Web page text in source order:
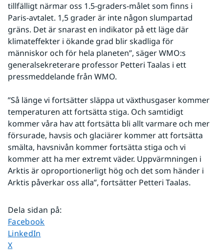
tillfälligt närmar oss 1.5-graders-målet som finns i
Paris-avtalet. 1,5 grader är inte någon slumpartad
gräns. Det är snarast en indikator på ett läge där
klimateffekter i ökande grad blir skadliga för
människor och för hela planeten”, säger WMO:s
generalsekreterare professor Petteri Taalas i ett
pressmeddelande från WMO.
”Så länge vi fortsätter släppa ut växthusgaser kommer
temperaturen att fortsätta stiga. Och samtidigt
kommer våra hav att fortsätta bli allt varmare och mer
försurade, havsis och glaciärer kommer att fortsätta
smälta, havsnivån kommer fortsätta stiga och vi
kommer att ha mer extremt väder. Uppvärmningen i
Arktis är oproportionerligt hög och det som händer i
Arktis påverkar oss alla”, fortsätter Petteri Taalas.
Dela sidan på:
Dela sidan på
Facebook
Dela sidan på
LinkedIn
Dela sidan på
X